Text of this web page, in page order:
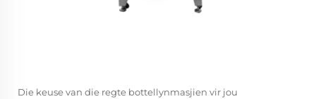
Die keuse van die regte bottellynmasjien vir jou